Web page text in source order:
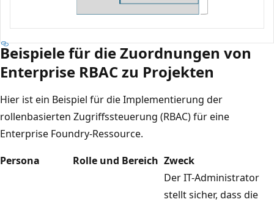
Beispiele für die Zuordnungen von
Enterprise RBAC zu Projekten
Hier ist ein Beispiel für die Implementierung der
rollenbasierten Zugriffssteuerung (RBAC) für eine
Enterprise Foundry-Ressource.
Persona
Rolle und Bereich Zweck
Der IT-Administrator
stellt sicher, dass die